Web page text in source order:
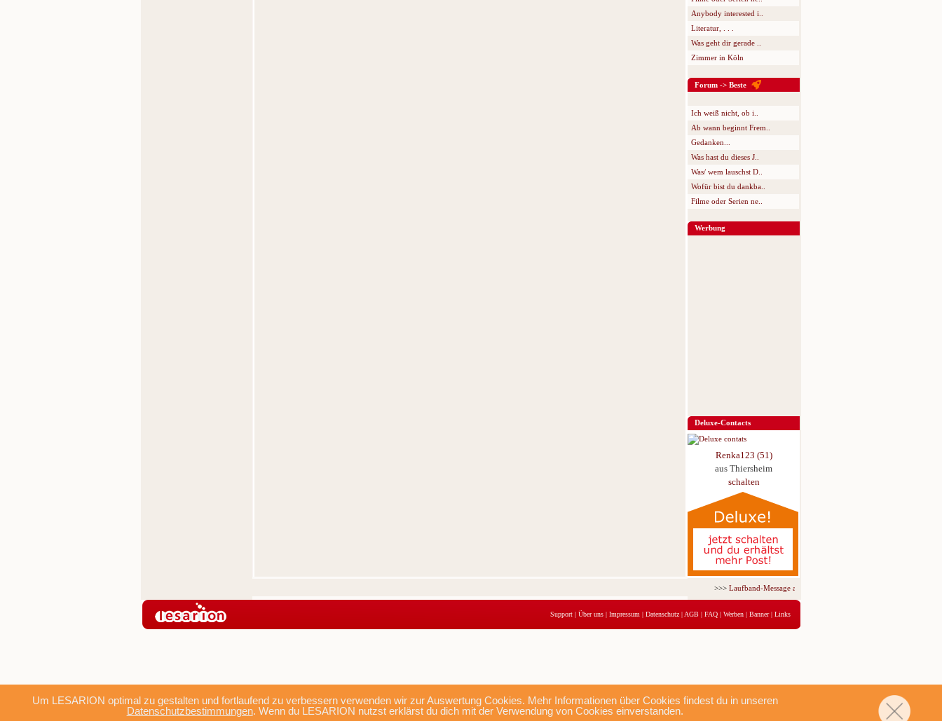
Um LESARION optimal zu gestalten und fortlaufend zu verbessern verwenden wir zur Auswertung Cookies. Mehr Informationen über Cookies findest du in unseren
Datenschutzbestimmungen. Wenn du LESARION nutzst erklärst du dich mit der Verwendung von Cookies einverstanden.
Anybody interested i..
Literatur, . . .
Was geht dir gerade ..
Zimmer in Köln
Forum -> Beste
Ich weiß nicht, ob i..
Ab wann beginnt Frem..
Gedanken...
Was hast du dieses J..
Was/ wem lauschst D..
Wofür bist du dankba..
Filme oder Serien ne..
Werbung
Deluxe-Contacts
Renka123 (51)
aus Thiersheim
schalten
>>>Laufband-Message ab nur 5,95 € für 3 Tage!
Support | Über uns | Impressum | Datenschutz | AGB | FAQ | Werben | Banner| Links